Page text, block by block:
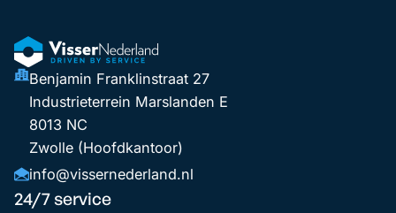
Benjamin Franklinstraat 27
Industrieterrein Marslanden E
8013 NC
Zwolle (Hoofdkantoor)
info@vissernederland.nl
24/7 service